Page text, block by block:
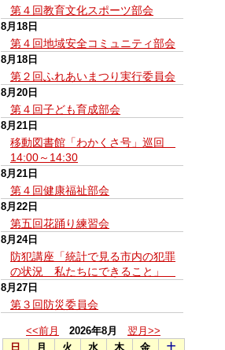
第４回教育文化スポーツ部会
8月18日
第４回地域安全コミュニティ部会
8月18日
第２回ふれあいまつり実行委員会
8月20日
第４回子ども育成部会
8月21日
移動図書館「わかくさ号」巡回
14:00～14:30
8月21日
第４回健康福祉部会
8月22日
第五回花踊り練習会
8月24日
防犯講座「統計で見る市内の犯罪
の状況 私たちにできること」
8月27日
第３回防災委員会
<<前月 2026年8月
翌月>>
日
月 火 水 木 金 土